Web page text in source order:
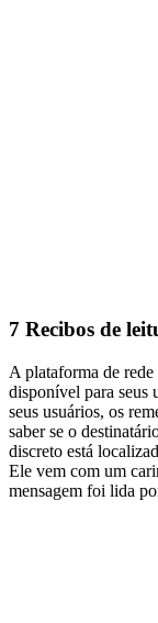
7 Recibos de
A plataforma de
disponível para seus
seus usuários, os
saber se o
discreto está
Ele vem com um
mensagem foi lida